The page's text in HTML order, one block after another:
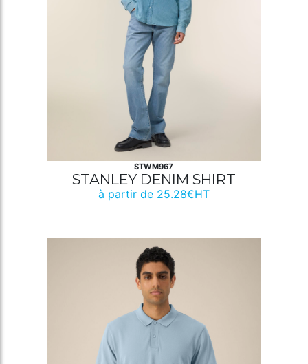
STWM967
STANLEY DENIM SHIRT
à partir de 25.28€HT